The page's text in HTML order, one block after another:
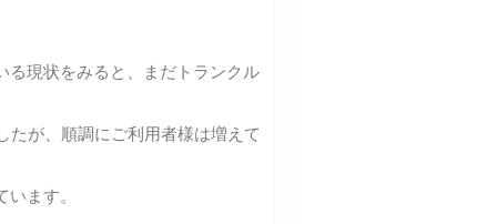
る現状をみると、まだトランクル
たが、順調にご利用者様は増えて
ます。